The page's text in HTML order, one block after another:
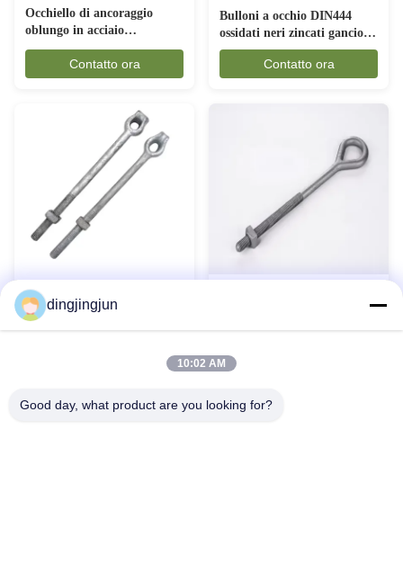
Occhiello di ancoraggio
oblungo in acciaio
inossidabile 304 316 per
Contatto ora
Bulloni a occhio DIN444
ossidati neri zincati gancio
lungo forgiato anello tondo
per sollevamento M2 M4
Contatto ora
Asta di ancoraggio con
occhiello zincato in acciaio al
carbonio per linee elettriche
arco di stacco
dingjingjun
10:02 AM
Good day, what product are you looking for?